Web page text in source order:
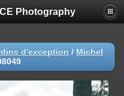
Photography
d'exception / Michel